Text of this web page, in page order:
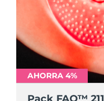
AHORRA 4%
Pack FAQ™ 211